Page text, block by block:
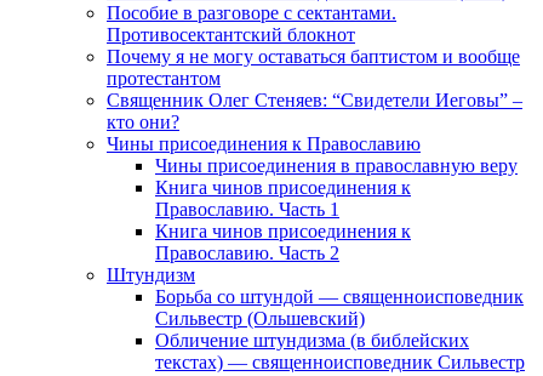
Пособие в разговоре с сектантами.
Противосектантский блокнот
Почему я не могу оставаться баптистом и вообще
протестантом
Священник Олег Стеняев: “Свидетели Иеговы” –
кто они?
Чины присоединения к Православию
Чины присоединения в православную веру
Книга чинов присоединения к
Православию. Часть 1
Книга чинов присоединения к
Православию. Часть 2
Штундизм
Борьба со штундой — священноисповедник
Сильвестр (Ольшевский)
Обличение штундизма (в библейских
текстах) — священноисповедник Сильвестр